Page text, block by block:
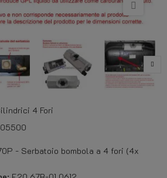
4 Fori
- Serbatoio bombola a 4 fori (4x